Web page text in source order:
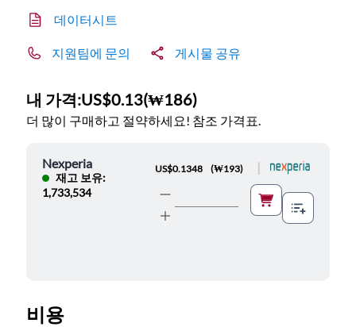
데이터시트
지원팀에 문의 게시물 공유
내 가격:US$0.13(₩186)
더 많이 구매하고 절약하세요! 참조 가격표.
Nexperia
재고 보유:
1,733,534
US$0.1348 (₩193)
비용